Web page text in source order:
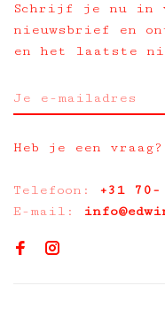
Schrijf je nu in
nieuwsbrief en
en het laatste
Heb je een vraag?
Telefoon: +31 70-
E-mail: